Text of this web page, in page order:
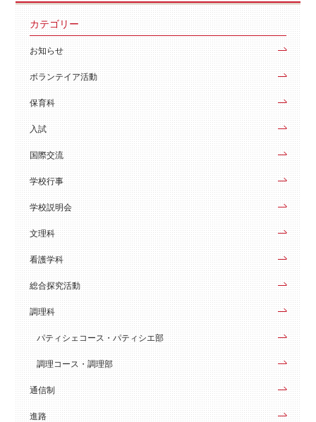
カテゴリー
お知らせ
ボランテイア活動
保育科
入試
国際交流
学校行事
学校説明会
文理科
看護学科
総合探究活動
調理科
パティシェコース・パティシエ部
調理コース・調理部
通信制
進路